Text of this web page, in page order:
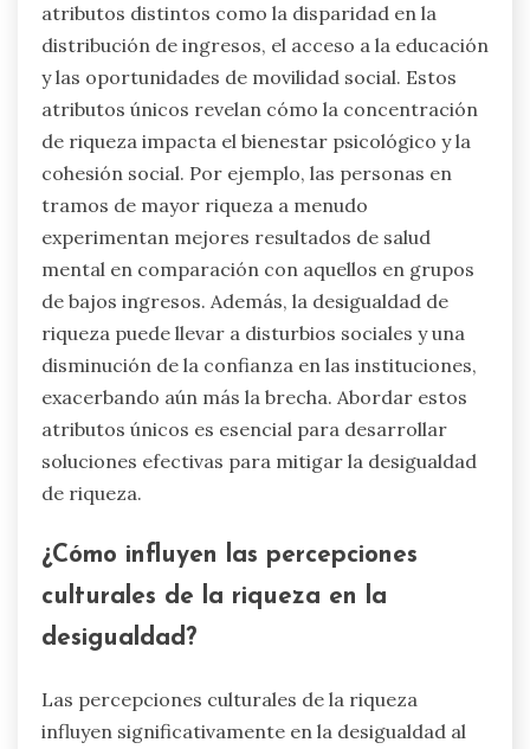
atributos distintos como la disparidad en la
distribución de ingresos, el acceso a la educación
y las oportunidades de movilidad social. Estos
atributos únicos revelan cómo la concentración
de riqueza impacta el bienestar psicológico y la
cohesión social. Por ejemplo, las personas en
tramos de mayor riqueza a menudo
experimentan mejores resultados de salud
mental en comparación con aquellos en grupos
de bajos ingresos. Además, la desigualdad de
riqueza puede llevar a disturbios sociales y una
disminución de la confianza en las instituciones,
exacerbando aún más la brecha. Abordar estos
atributos únicos es esencial para desarrollar
soluciones efectivas para mitigar la desigualdad
de riqueza.
¿Cómo influyen las percepciones
culturales de la riqueza en la
desigualdad?
Las percepciones culturales de la riqueza
influyen significativamente en la desigualdad al